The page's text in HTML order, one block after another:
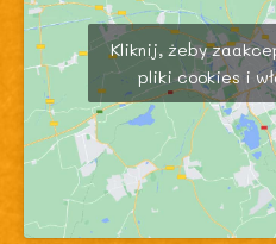
Kliknij, żeby
pliki cookies i